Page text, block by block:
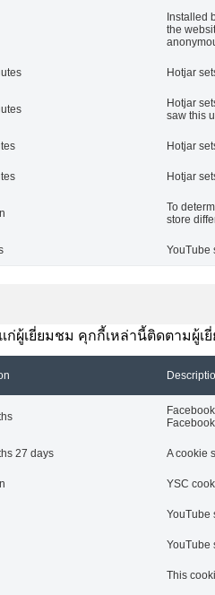
Installed
the
Hotjar
Hotjar
saw this
Hotjar
Hotjar
To
store
YouTube
ผู้เยี่ยมชม คุกกี้เหล่านี้ติดตามผู้
27 days A cookie
YSC
YouTube
YouTube
This